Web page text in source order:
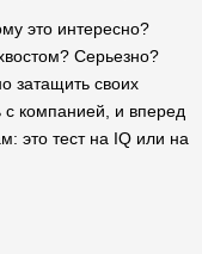
это интересно?
Серьезно?
затащить своих
с компанией, и вперед
это тест на IQ или на